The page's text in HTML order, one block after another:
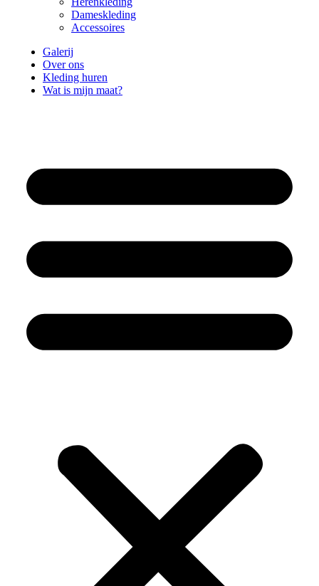
Dameskleding
Accessoires
Galerij
Over ons
Kleding huren
Wat is mijn maat?